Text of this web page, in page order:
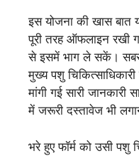
इस योजना की खास बात
पूरी तरह ऑफलाइन रखी
से इसमें भाग ले सकें।
मुख्य पशु
मांगी गई सारी जानकारी
में जरूरी दस्तावेज भी
भरे हुए फॉर्म को उसी पशु